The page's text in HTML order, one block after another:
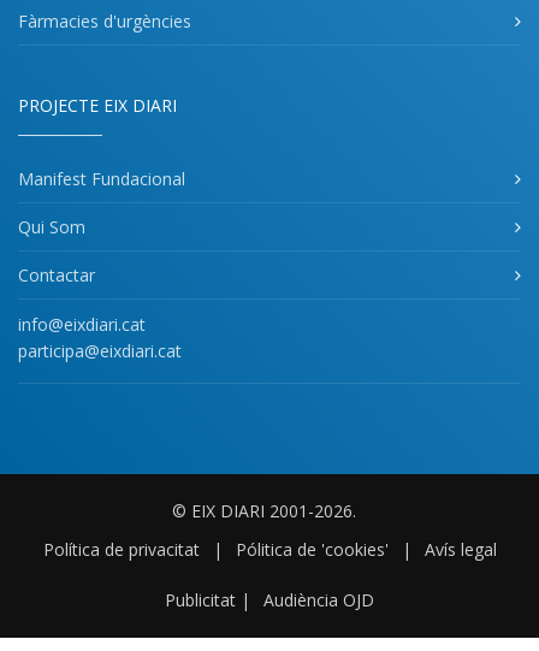
Fàrmacies d'urgències
PROJECTE EIX DIARI
Manifest Fundacional
Qui Som
Contactar
info@eixdiari.cat
participa@eixdiari.cat
© EIX DIARI 2001-2026.
Política de privacitat
| Pólitica de 'cookies' | Avís legal
Publicitat | Audiència OJD